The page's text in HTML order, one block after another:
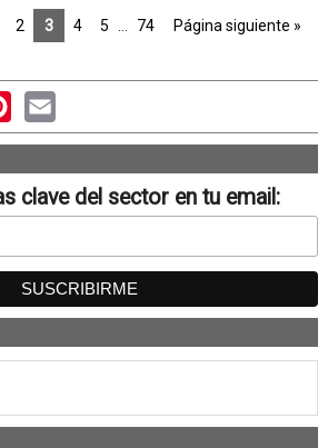
2 3 4 5 74 Página siguiente »
PinterestEmail
clave del sector en tu email: